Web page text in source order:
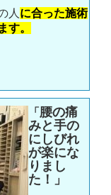
人 に合った施術
す。
「 腰の痛
みと手の
にしびれ
が楽にな
りまし
た！」